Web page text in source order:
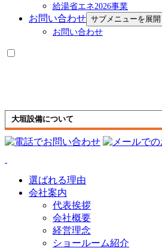
給湯省エネ2026事業
お問い合わせ サブメニューを展開
お問い合わせ
大垣設備について
選ばれる理由
会社案内
代表挨拶
会社概要
経営理念
ショールーム紹介